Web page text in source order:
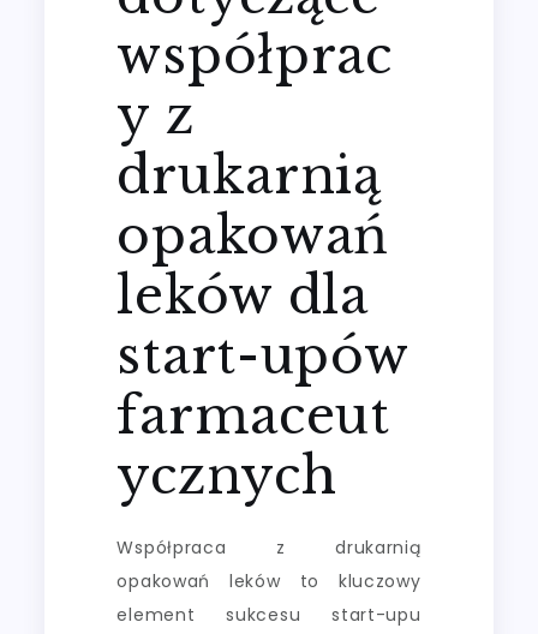
współprac
y z
drukarnią
opakowań
leków dla
start-upów
farmaceut
ycznych
Współpraca z drukarnią
opakowań leków to kluczowy
element sukcesu start-upu